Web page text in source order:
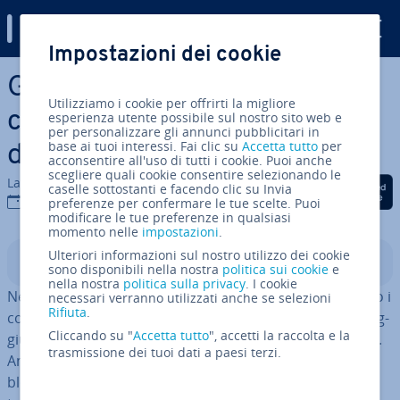
Vai al contenuto prin­ci­pa­le
Gli shortcode di WordPress:
come inserire elementi
dinamici al tuo progetto
La redazione di IONOS
04 dic 2025
Condividi via Facebook
Condividi via Twitter
Condividi via
Indice
Nel 2008, il team di sviluppo di WordPress ha in­tro­dot­to i
co­sid­det­ti shortcode: una funzione che ti permette di ag­
giun­ge­re fa­cil­men­te elementi dinamici ai tuoi contenuti.
Anche se dalla versione 5.0 il CMS utilizza l’editor a
blocchi Gutenberg, che offre molte fun­zio­na­li­tà un
Impostazioni dei cookie
Utilizziamo i cookie per offrirti la migliore
esperienza utente possibile sul nostro sito web e
per personalizzare gli annunci pubblicitari in
base ai tuoi interessi. Fai clic suAccetta tutto per
acconsentire all'uso di tutti i cookie. Puoi anche
scegliere quali cookie consentire selezionando le
caselle sottostanti e facendo clic su Invia
preferenze per confermare le tue scelte. Puoi
modificare le tue preferenze in qualsiasi
momento nelle impostazioni.
Ulteriori informazioni sul nostro utilizzo dei cookie
sono disponibili nella nostra politica sui cookie e
nella nostra politica sulla privacy. I cookie
necessari verranno utilizzati anche se selezioni
Rifiuta.
Cliccando su "Accetta tutto", accetti la raccolta e la
trasmissione dei tuoi dati a paesi terzi.